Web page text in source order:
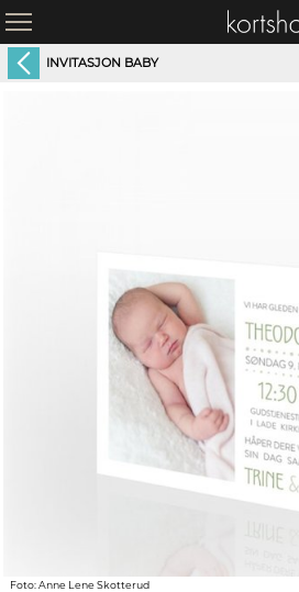
INVITASJON BABY
Foto: Anne Lene Skotterud